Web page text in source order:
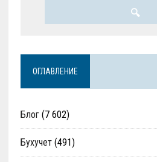
ОГЛАВЛЕНИЕ
Блог(7 602)
Бухучет(491)